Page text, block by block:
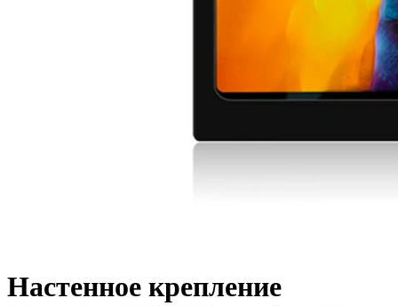
Настенное крепление